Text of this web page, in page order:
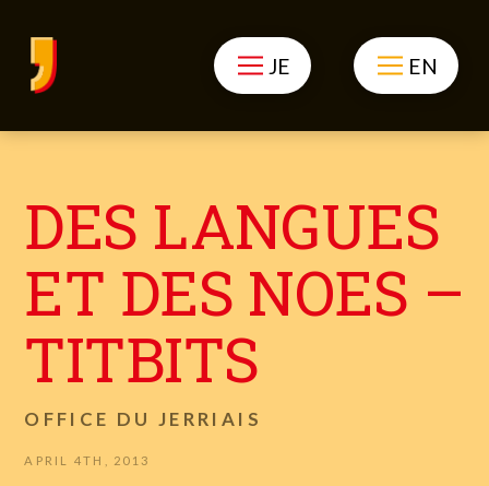
JE EN
DES LANGUES
ET DES NOES –
TITBITS
OFFICE DU JERRIAIS
APRIL 4TH, 2013